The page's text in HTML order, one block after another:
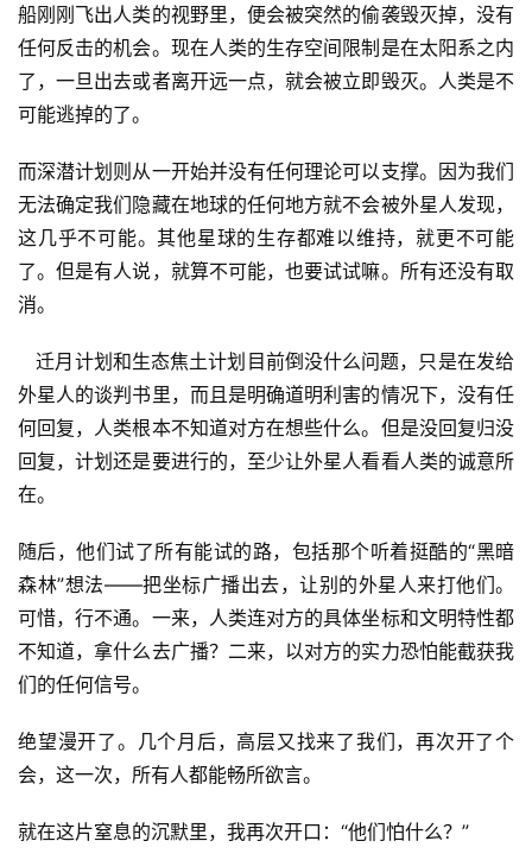
船刚刚飞出人类的视野里，便会被突然的偷袭毁灭掉，没有
任何反击的机会。现在人类的生存空间限制是在太阳系之内
了，一旦出去或者离开远一点，就会被立即毁灭。人类是不
可能逃掉的了。
而深潜计划则从一开始并没有任何理论可以支撑。因为我们
无法确定我们隐藏在地球的任何地方就不会被外星人发现，
这几乎不可能。其他星球的生存都难以维持，就更不可能
了。但是有人说，就算不可能，也要试试嘛。所有还没有取
消。
   迁月计划和生态焦土计划目前倒没什么问题，只是在发给
外星人的谈判书里，而且是明确道明利害的情况下，没有任
何回复，人类根本不知道对方在想些什么。但是没回复归没
回复，计划还是要进行的，至少让外星人看看人类的诚意所
在。
随后，他们试了所有能试的路，包括那个听着挺酷的“黑暗
森林”想法——把坐标广播出去，让别的外星人来打他们。
可惜，行不通。一来，人类连对方的具体坐标和文明特性都
不知道，拿什么去广播？二来，以对方的实力恐怕能截获我
们的任何信号。
绝望漫开了。几个月后，高层又找来了我们，再次开了个
会，这一次，所有人都能畅所欲言。
就在这片窒息的沉默里，我再次开口：“他们怕什么？”